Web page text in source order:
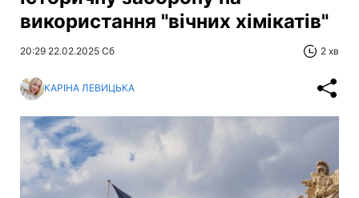
використання "вічних хімікатів"
20:29 22.02.2025 Сб 2 хв
КАРІНА ЛЕВИЦЬКА